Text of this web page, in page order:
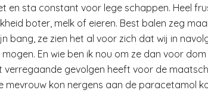
en sta constant voor lege schappen. Heel
boter, melk of eieren. Best balen zeg
bang, ze zien het al voor zich dat wij in
En wie ben ik nou om ze dan voor
verregaande gevolgen heeft voor de
mevrouw kon nergens aan de paracetamol